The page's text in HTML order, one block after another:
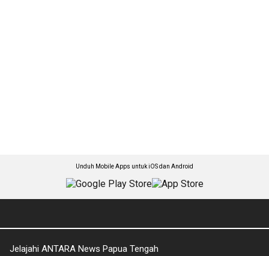
Unduh Mobile Apps untuk iOS dan Android
Jelajahi ANTARA News Papua Tengah